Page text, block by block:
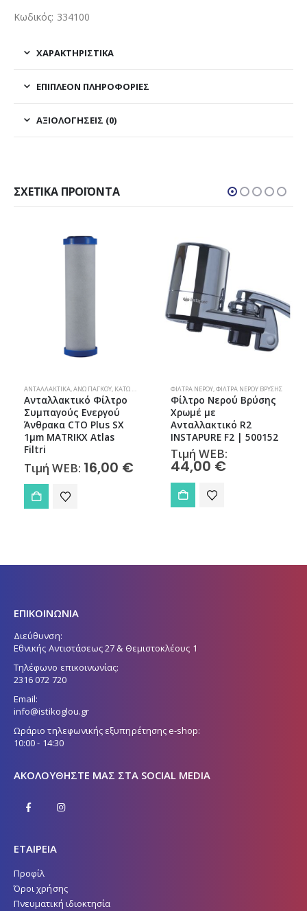
Κωδικός: 334100
ΧΑΡΑΚΤΗΡΙΣΤΙΚΑ
ΕΠΙΠΛΈΟΝ ΠΛΗΡΟΦΟΡΊΕΣ
ΑΞΙΟΛΟΓΉΣΕΙΣ (0)
ΣΧΕΤΙΚΆ ΠΡΟΪΌΝΤΑ
ΑΝΤΑΛΛΑΚΤΙΚΆ,ΆΝΩ ΠΆΓΚΟΥ, ΚΆΤΩ ΠΆΓΚΟΥ ΦΊΛΤΡΑ ΝΕΡΟΎ
Ανταλλακτικό Φίλτρο
Συμπαγούς Ενεργού
Άνθρακα CTO Plus SX
1μm MATRIKX Atlas
Filtri
Τιμή WEB: 16,00 €
ΦΊΛΤΡΑ ΝΕΡΟΎ,ΦΊΛΤΡΑ ΝΕΡΟΎ ΒΡΎΣΗΣ
Φίλτρο Νερού Βρύσης
Χρωμέ με
Ανταλλακτικό R2
INSTAPURE F2 | 500152
Τιμή WEB:
44,00 €
ΕΠΙΚΟΙΝΩΝΙΑ
Διεύθυνση:
Εθνικής Αντιστάσεως 27 & Θεμιστοκλέους 1
Τηλέφωνο επικοινωνίας:
2316 072 720
Email:
info@istikoglou.gr
Ωράριο τηλεφωνικής εξυπηρέτησης e-shop:
10:00 - 14:30
ΑΚΟΛΟΥΘΉΣΤΕ ΜΑΣ ΣΤΑ SOCIAL MEDIA
ΕΤΑΙΡΕΙΑ
Προφίλ
Όροι χρήσης
Πνευματική ιδιοκτησία